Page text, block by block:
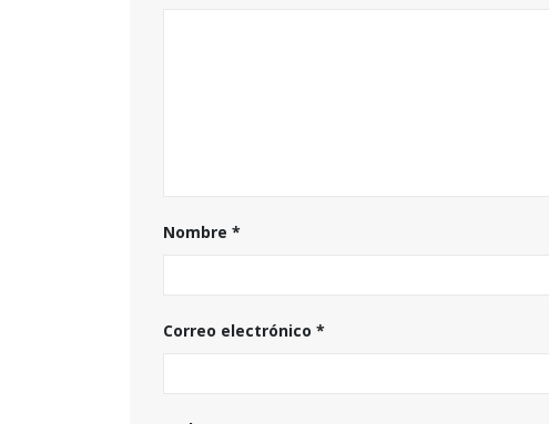
Nombre *
Correo electrónico *